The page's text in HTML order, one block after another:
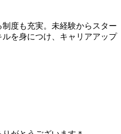
度も充実。未経験からスター
ルを身につけ、キャリアアップ